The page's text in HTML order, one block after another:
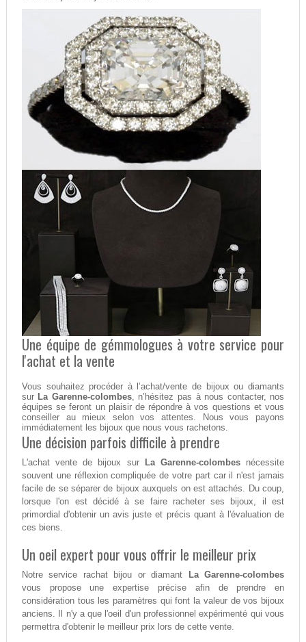
Une équipe de gémmologues à votre service pour
l'achat et la vente
Vous souhaitez procéder à l’achat/vente de bijoux ou diamants
sur La Garenne-colombes, n’hésitez pas à nous contacter, nos
équipes se feront un plaisir de répondre à vos questions et vous
conseiller au mieux selon vos attentes. Nous vous payons
immédiatement les bijoux que nous vous rachetons.
Une décision parfois difficile à prendre
L'achat vente de bijoux sur La Garenne-colombesnécessite
souvent une réflexion compliquée de votre part car il n'est jamais
facile de se séparer de bijoux auxquels on est attachés. Du coup,
lorsque l'on est décidé à se faire racheter ses bijoux, il est
primordial d'obtenir un avis juste et précis quant à l'évaluation de
ces biens.
Un oeil expert pour vous offrir le meilleur prix
Notre service rachat bijou or diamant La Garenne-colombes
vous propose une expertise précise afin de prendre en
considération tous les paramètres qui font la valeur de vos bijoux
anciens. Il n'y a que l'oeil d'un professionnel expérimenté qui vous
permettra d'obtenir le meilleur prix lors de cette vente.